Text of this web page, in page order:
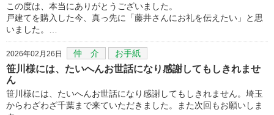
この度は、本当にありがとうございました。
戸建てを購入した今、真っ先に「藤井さんにお礼を伝えたい」と思
いました。…
2026年02月26日 仲 介 お手紙
笹川様には、たいへんお世話になり感謝してもしきれませ
ん
笹川様には、たいへんお世話になり感謝してもしきれません。埼玉
からわざわざ千葉まで来ていただきました。また次回もお願いしま